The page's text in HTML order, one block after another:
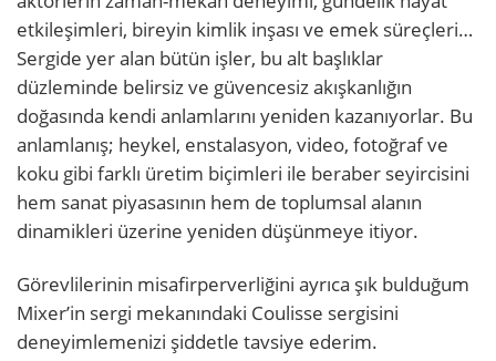
etkileşimleri, bireyin kimlik inşası ve emek süreçleri…
Sergide yer alan bütün işler, bu alt başlıklar
düzleminde belirsiz ve güvencesiz akışkanlığın
doğasında kendi anlamlarını yeniden kazanıyorlar. Bu
anlamlanış; heykel, enstalasyon, video, fotoğraf ve
koku gibi farklı üretim biçimleri ile beraber seyircisini
hem sanat piyasasının hem de toplumsal alanın
dinamikleri üzerine yeniden düşünmeye itiyor.
Görevlilerinin misafirperverliğini ayrıca şık bulduğum
Mixer’in sergi mekanındaki Coulisse sergisini
deneyimlemenizi şiddetle tavsiye ederim.